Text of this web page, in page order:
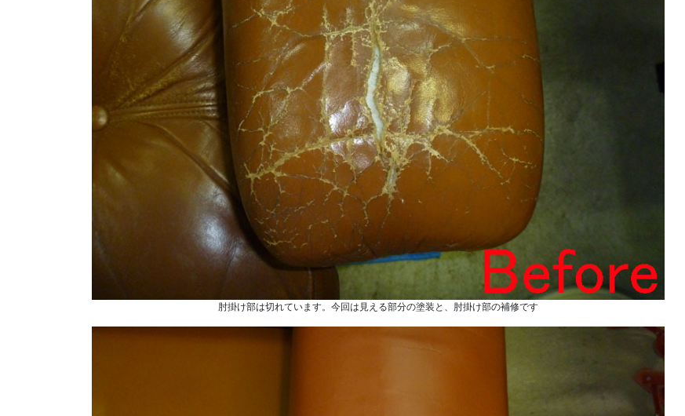
肘掛け部は切れています。今回は見える部分の塗装と、肘掛け部の補修です